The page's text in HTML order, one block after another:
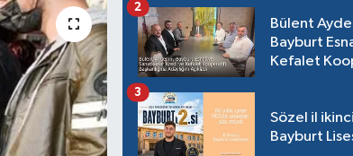
Bülent
Bayburt
Kefalet
2
Sözel il
Bayburt
3